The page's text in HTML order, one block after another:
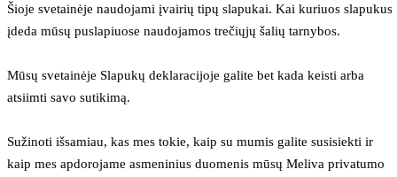
Šioje svetainėje naudojami įvairių tipų slapukai. Kai kuriuos slapukus
įdeda mūsų puslapiuose naudojamos trečiųjų šalių tarnybos.
Mūsų svetainėje Slapukų deklaracijoje galite bet kada keisti arba
atsiimti savo sutikimą.
Sužinoti išsamiau, kas mes tokie, kaip su mumis galite susisiekti ir
kaip mes apdorojame asmeninius duomenis mūsų Meliva privatumo